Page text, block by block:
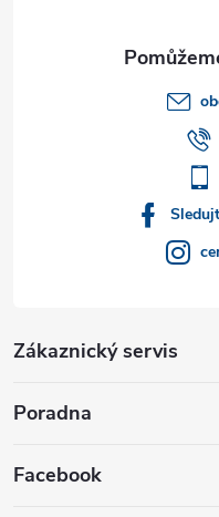
Zákaznický servis
Poradna
Facebook